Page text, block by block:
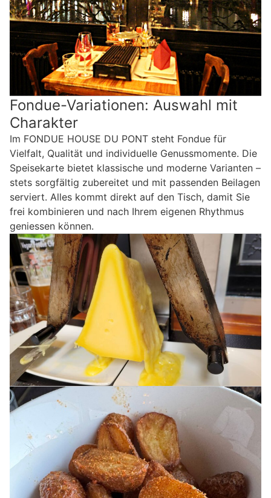
Fondue-Variationen: Auswahl mit
Charakter
Im FONDUE HOUSE DU PONT steht Fondue für
Vielfalt, Qualität und individuelle Genussmomente. Die
Speisekarte bietet klassische und moderne Varianten –
stets sorgfältig zubereitet und mit passenden Beilagen
serviert. Alles kommt direkt auf den Tisch, damit Sie
frei kombinieren und nach Ihrem eigenen Rhythmus
geniessen können.